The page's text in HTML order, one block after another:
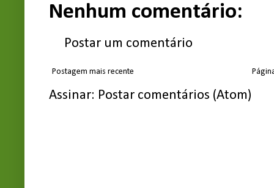
Nenhum comentário:
Postar um comentário
Postagem mais recente
Assinar: Postar comentários (Atom)